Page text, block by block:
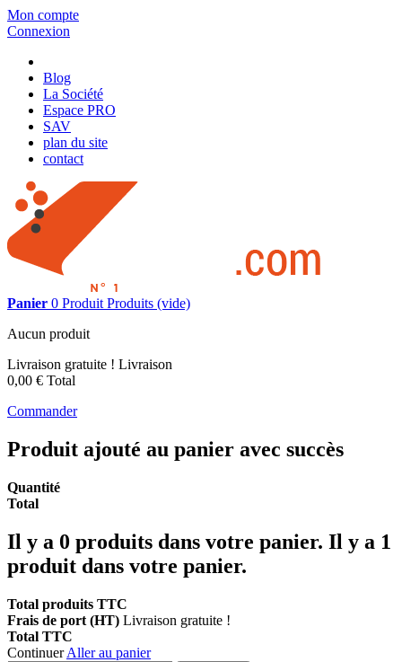
Mon compte
Connexion
Blog
La Société
Espace PRO
SAV
plan du site
contact
Panier 0 Produit Produits (vide)
Aucun produit
Livraison gratuite ! Livraison
0,00 € Total
Commander
Produit ajouté au panier avec succès
Quantité
Total
Il y a 0 produits dans votre panier. Il y a 1
produit dans votre panier.
Total produits TTC
Frais de port (HT) Livraison gratuite !
Total TTC
ContinuerAller au panier